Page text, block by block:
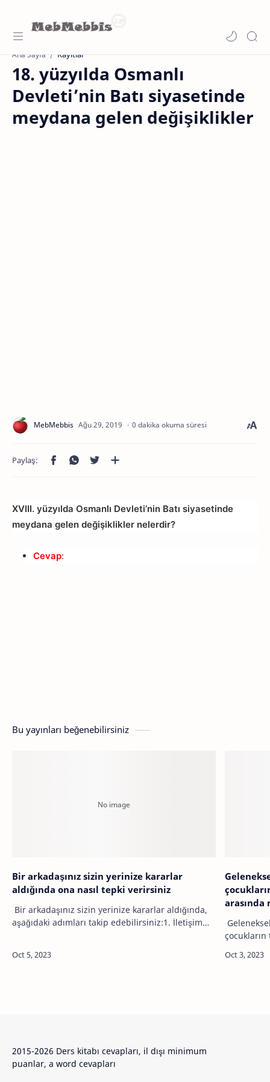
Ana Sayfa Kayıtlar
18. yüzyılda Osmanlı
Devleti’nin Batı siyasetinde
meydana gelen değişiklikler
0 dakika okuma süresi
XVIII. yüzyılda Osmanlı Devleti’nin Batı siyasetinde
meydana gelen değişiklikler nelerdir?
Cevap:
Bu yayınları beğenebilirsiniz
Bir arkadaşınız sizin yerinize kararlar
aldığında ona nasıl tepki verirsiniz
Bir arkadaşınız sizin yerinize kararlar aldığında,
aşağıdaki adımları takip edebilirsiniz:1. İletişim
arasında
Aktivite:
2015-2026 Ders kitabı cevapları, il dışı minimum
puanlar, a word cevapları